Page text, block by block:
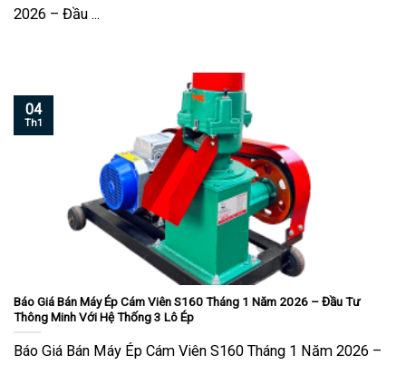
2026 – Đầu ...
Báo Giá Bán Máy Ép Cám Viên S160 Tháng 1 Năm 2026 – Đầu Tư
Thông Minh Với Hệ Thống 3 Lô Ép
Báo Giá Bán Máy Ép Cám Viên S160 Tháng 1 Năm 2026 –
04
Th1